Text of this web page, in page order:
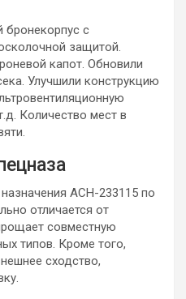
бронекорпус с
защитой.
капот. Обновили
Улучшили конструкцию
Количество мест в
АСН-233115 по
отличается от
совместную
типов. Кроме того,
сходство,